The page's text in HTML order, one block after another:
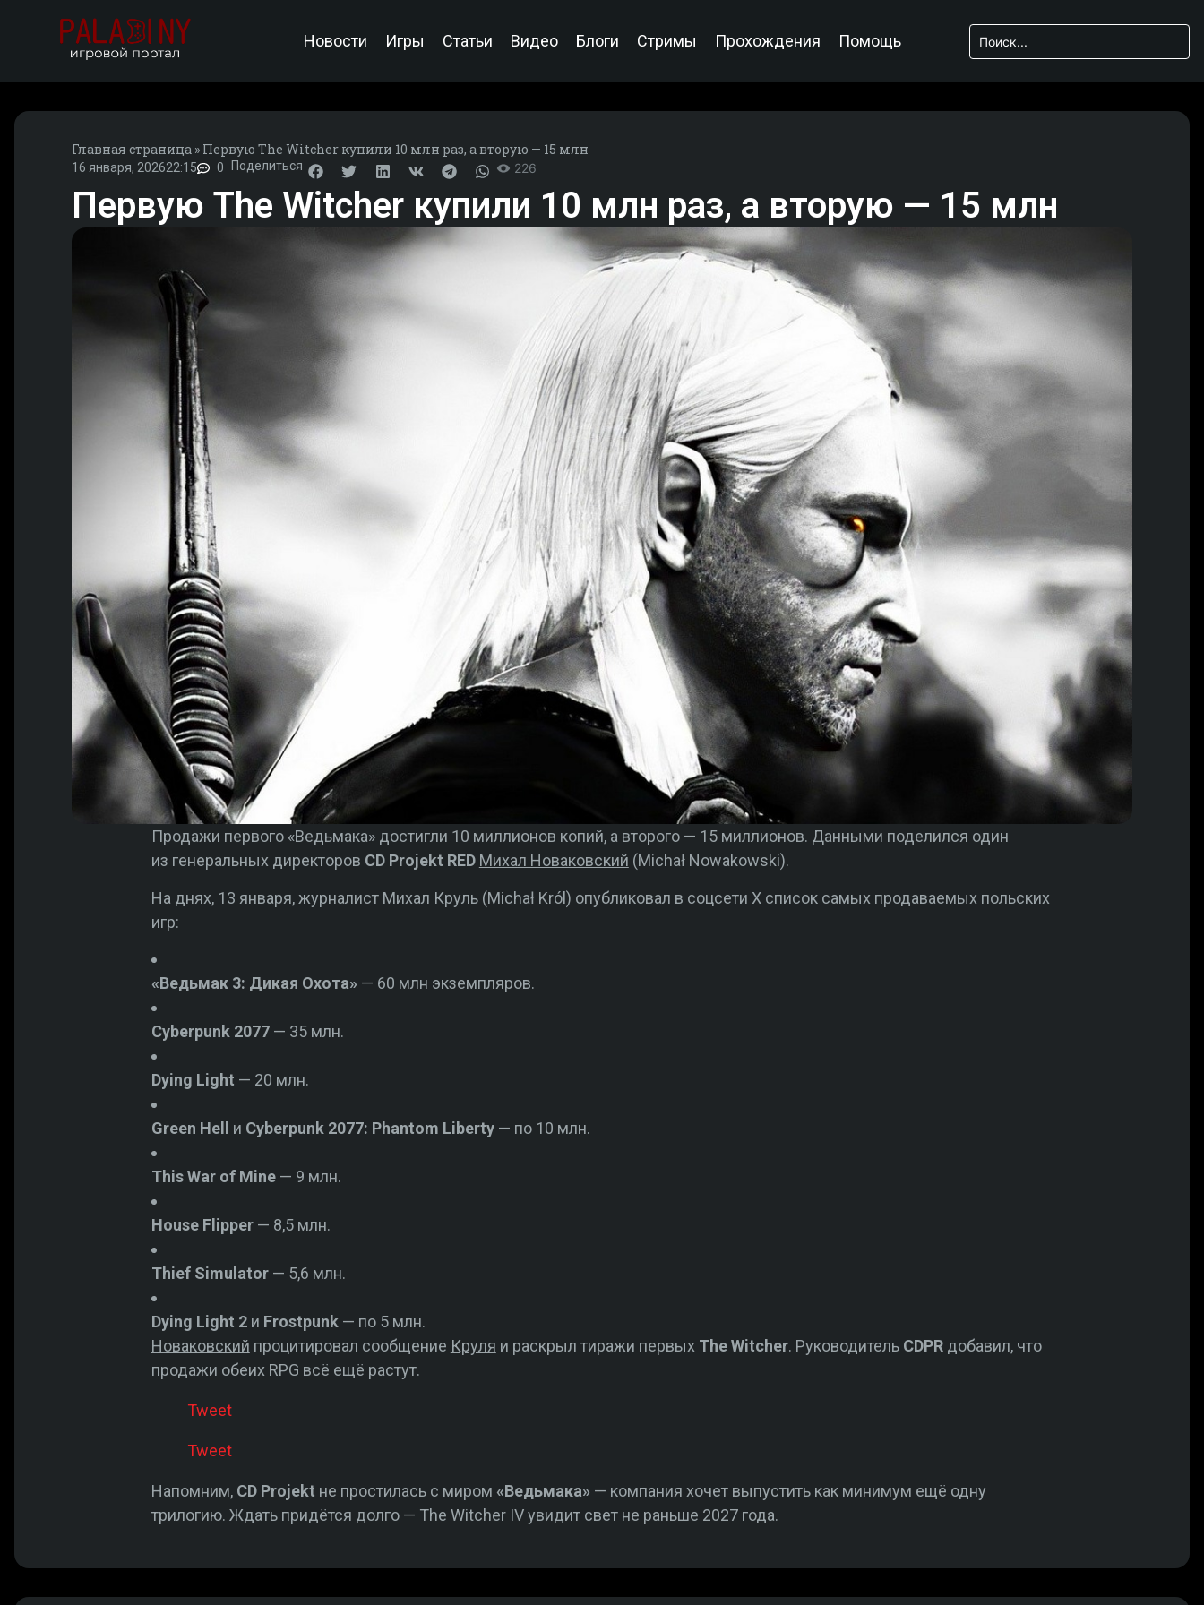
Новости Игры Статьи Видео Блоги Стримы Прохождения Помощь
Главная страница » Первую The Witcher купили 10 млн раз, а вторую — 15 млн
16 января, 202622:15 0 Поделиться 226
Первую The Witcher купили 10 млн раз, а вторую — 15 млн
Продажи первого «Ведьмака» достигли 10 миллионов копий, а второго — 15 миллионов. Данными поделился один
из генеральных директоров CD Projekt RED Михал Новаковский (Michał Nowakowski).
На днях, 13 января, журналист Михал Круль(Michał Król) опубликовал в соцсети X список самых продаваемых польских
игр:
«Ведьмак 3: Дикая Охота» — 60 млн экземпляров.
Cyberpunk 2077— 35 млн.
Dying Light — 20 млн.
Green Hell и Cyberpunk 2077: Phantom Liberty— по 10 млн.
This War of Mine— 9 млн.
House Flipper— 8,5 млн.
Thief Simulator— 5,6 млн.
Dying Light 2и Frostpunk — по 5 млн.
Новаковский процитировал сообщение Круля и раскрыл тиражи первых The Witcher. Руководитель CDPRдобавил, что
продажи обеих RPG всё ещё растут.
Tweet
Tweet
Напомним, CD Projekt не простилась с миром «Ведьмака» — компания хочет выпустить как минимум ещё одну
трилогию. Ждать придётся долго — The Witcher IV увидит свет не раньше 2027 года.